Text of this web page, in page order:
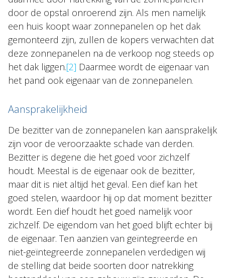
door de opstal onroerend zijn. Als men namelijk
een huis koopt waar zonnepanelen op het dak
gemonteerd zijn, zullen de kopers verwachten dat
deze zonnepanelen na de verkoop nog steeds op
het dak liggen.[2] Daarmee wordt de eigenaar van
het pand ook eigenaar van de zonnepanelen.
Aansprakelijkheid
De bezitter van de zonnepanelen kan aansprakelijk
zijn voor de veroorzaakte schade van derden.
Bezitter is degene die het goed voor zichzelf
houdt. Meestal is de eigenaar ook de bezitter,
maar dit is niet altijd het geval. Een dief kan het
goed stelen, waardoor hij op dat moment bezitter
wordt. Een dief houdt het goed namelijk voor
zichzelf. De eigendom van het goed blijft echter bij
de eigenaar. Ten aanzien van geïntegreerde en
niet-geïntegreerde zonnepanelen verdedigen wij
de stelling dat beide soorten door natrekking